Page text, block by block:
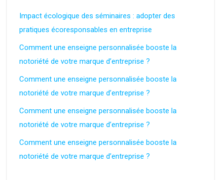
Impact écologique des séminaires : adopter des
pratiques écoresponsables en entreprise
Comment une enseigne personnalisée booste la
notoriété de votre marque d’entreprise ?
Comment une enseigne personnalisée booste la
notoriété de votre marque d’entreprise ?
Comment une enseigne personnalisée booste la
notoriété de votre marque d’entreprise ?
Comment une enseigne personnalisée booste la
notoriété de votre marque d’entreprise ?